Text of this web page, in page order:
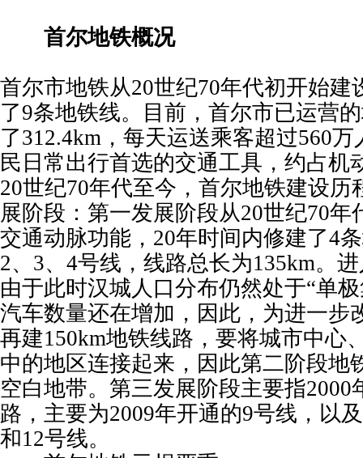
首尔地铁概况
首尔市地铁从20世纪70年代初开始建
了9条地铁线。目前，首尔市已运营
了312.4km，每天运送乘客超过560
民日常出行首选的交通工具，约占机
20世纪70年代至今，首尔地铁建设历
展阶段：第一发展阶段从20世纪70年
交通动脉功能，20年时间内修建了4
2、3、4号线，线路总长为135km。
由于此时汉城人口分布仍然处于“单
汽车数量还在增加，因此，为进一步
再建150km地铁线路，要将城市中心
中的地区连接起来，因此第二阶段地
空白地带。第三发展阶段主要指2000
路，主要为2009年开通的9号线，以
和12号线。